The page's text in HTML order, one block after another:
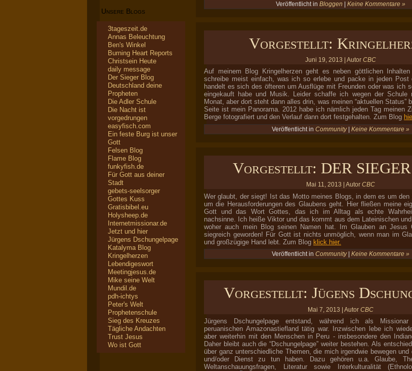
Unsere Blogs
3tageszeit.de
Annas Beleuchtung
Ben's Winkel
Burning Heart Reports
Christsein Heute
daily message
Der Sieger Blog
Deutschland deine
Propheten
Die Adler Schule
Die Nacht ist
vorgedrungen
easyfisch.com
Ein feste Burg ist unser
Gott
Felsen Blog
Flame Blog
funkyfish.de
Für Gott aus deiner
Stadt
gebets-seelsorger
Gottes Kuss
Gratisbibel.eu
Holysheep.de
Internetmissionar.de
Jetzt und hier
Jürgens Dschungelpage
Katalyma Blog
Kringelherzen
Lebendigeswort
Meetingjesus.de
Mike seine Welt
Mundil.de
pdh-ichtys
Peter's Welt
Prophetenschule
Sieg des Kreuzes
Tägliche Andachten
Trust Jesus
Wo ist Gott
Veröffentlicht in Bloggen Keine Kommentare »
Vorgestellt:
Juni 19, 2013 | Autor CBC
Auf meinem Blog Kringelherzen geht es neben göttlichen
schreibe meist einfach, was ich so erlebe und packe in jeden Post
handelt es sich des öfteren um Ausflüge mit Freunden oder was ich
eingekauft habe und Musik. Leider schaffe ich wegen der
Monat, aber dort steht dann alles drin, was meinen “aktuellen Status”
Seite ist mein Panorama. 2012 habe ich nämlich jeden Tag meinen
Berge fotografiert und den Verlauf dann dort festgehalten. Zum Blog
Veröffentlicht in Community| Keine Kommentare »
Vorgestellt: DER
Mai 11, 2013 | Autor CBC
Wer glaubt, der siegt! Ist das Motto meines Blogs, in dem es um den
um die Herausforderungen des Glaubens geht. Hier fließen meine
Gott und das Wort Gottes, das ich im Alltag als echte
nachsinne. Ich heiße Viktor und das kommt aus dem Lateinischen und
woher auch mein Blog seinen Namen hat. Im Glauben an Jesus
siegreich geworden! Für Gott ist nichts unmöglich, wenn man im
und großzügige Hand lebt. Zum Blog klick hier.
Veröffentlicht in Community| Keine Kommentare »
Vorgestellt: Jügens
Mai 7, 2013 | Autor CBC
Jürgens Dschungelpage entstand, während ich als
peruanischen Amazonastiefland tätig war. Inzwischen lebe ich
aber weiterhin mit den Menschen in Peru - insbesondere den
Daher bleibt auch die “Dschungelpage” weiter bestehen. Als
über ganz unterschiedliche Themen, die mich irgendwie bewegen
und/oder Dienst zu tun haben. Dazu gehören u.a. Glaube,
Weltanschauungsfragen, Literatur sowie Interkulturalität